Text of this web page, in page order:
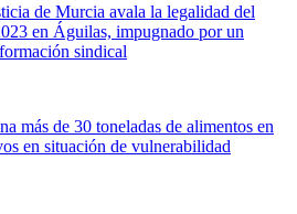
de Murcia avala la legalidad del
en Águilas, impugnado por un
sindical
más de 30 toneladas de alimentos en
en situación de vulnerabilidad